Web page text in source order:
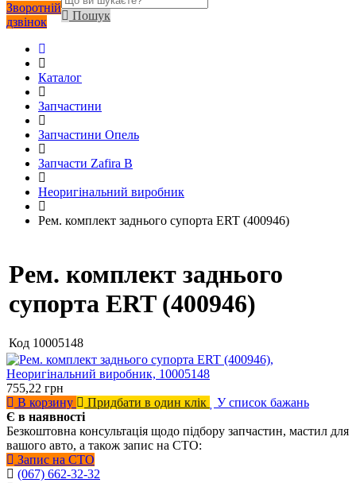
Зворотній
дзвінок
Пошук
Каталог
Запчастини
Запчастини Опель
Запчасти Zafira B
Неоригінальний виробник
Рем. комплект заднього супорта ERT (400946)
Рем. комплект заднього
супорта ERT (400946)
Код 10005148
755,22 грн
В корзину
Придбати в один клік
У список бажань
Є в наявності
Безкоштовна консультація щодо підбору запчастин, мастил для
вашого авто, а також запис на СТО:
Запис на СТО
(067) 662-32-32